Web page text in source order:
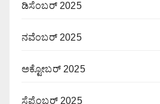
ಡಿಸೆಂಬರ್ 2025
ನವೆಂಬರ್ 2025
ಅಕ್ಟೋಬರ್ 2025
ಸೆಪ್ಟೆಂಬರ್ 2025